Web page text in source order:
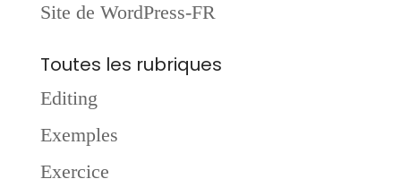
Site de WordPress-FR
Toutes les rubriques
Editing
Exemples
Exercice